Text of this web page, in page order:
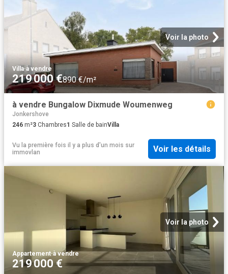
Voir la photo
Villa·à vendre
219 000 €890 €/m²
à vendre Bungalow Dixmude Woumenweg
Jonkershove
246 m²3 Chambres1 Salle de bainVilla
Vu la première fois il y a plus d'un mois sur
immovlan
Voir les détails
Voir la photo
Appartement·à vendre
219 000 €